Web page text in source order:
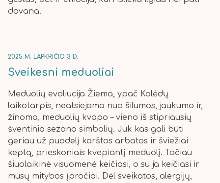
dovana.
2025 M. LAPKRIČIO 3 D.
Sveikesni meduoliai
Meduolių evoliucija Žiema, ypač Kalėdų
laikotarpis, neatsiejama nuo šilumos, jaukumo ir,
žinoma, meduolių kvapo – vieno iš stipriausių
šventinio sezono simbolių. Juk kas gali būti
geriau už puodelį karštos arbatos ir šviežiai
keptą, prieskoniais kvepiantį meduolį. Tačiau
šiuolaikinė visuomenė keičiasi, o su ja keičiasi ir
mūsų mitybos įpročiai. Dėl sveikatos, alergijų,